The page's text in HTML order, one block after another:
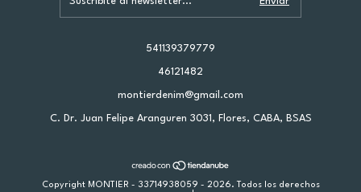
541139379779
46121482
montierdenim@gmail.com
C. Dr. Juan Felipe Aranguren 3031, Flores, CABA, BSAS
Copyright MONTIER - 33714938059 - 2026. Todos los derechos